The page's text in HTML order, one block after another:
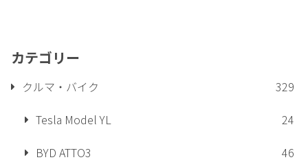
カテゴリー
クルマ・バイク
329
Tesla Model YL
24
BYD ATTO3
46